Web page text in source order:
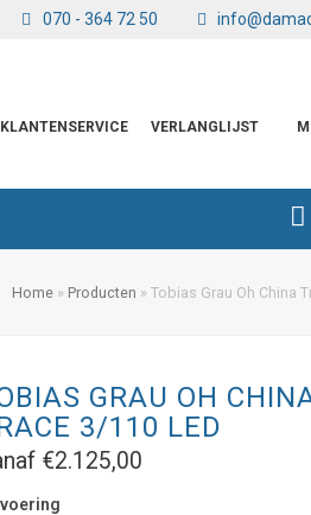
070 - 364 72 50
KLANTENSERVICE VERLANGLIJST
Home » Producten » Tobias Grau Oh China
GRAU OH
3/110 LED
€2.125,00